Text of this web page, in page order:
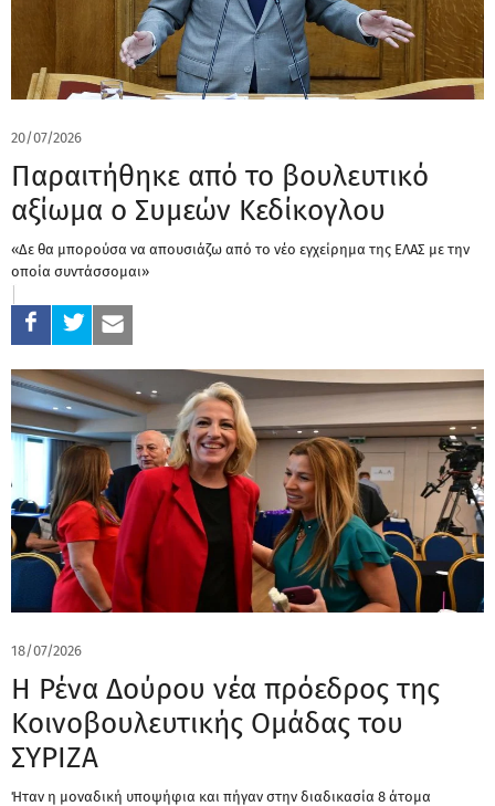
20/07/2026
Παραιτήθηκε από το βουλευτικό
αξίωμα ο Συμεών Κεδίκογλου
«Δε θα μπορούσα να απουσιάζω από το νέο εγχείρημα της ΕΛΑΣ με την
οποία συντάσσομαι»
18/07/2026
Η Ρένα Δούρου νέα πρόεδρος της
Κοινοβουλευτικής Ομάδας του
ΣΥΡΙΖΑ
Ήταν η μοναδική υποψήφια και πήγαν στην διαδικασία 8 άτομα